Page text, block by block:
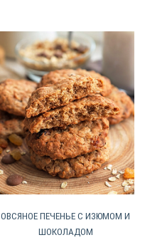
ОВСЯНОЕ ПЕЧЕНЬЕ С ИЗЮМОМ И
ШОКОЛАДОМ